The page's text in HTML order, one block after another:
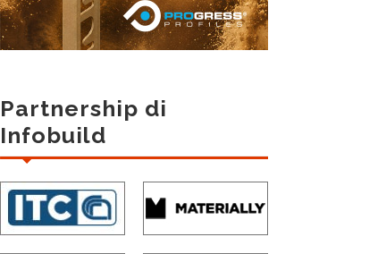
Partnership di
Infobuild